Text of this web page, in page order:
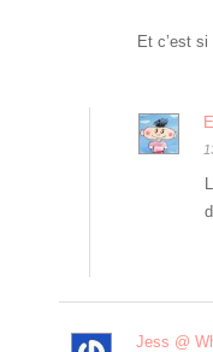
Et c’est
Jess @